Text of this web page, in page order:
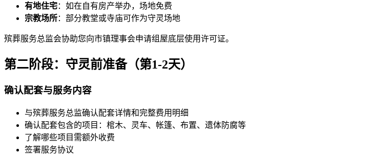
有地住宅：如在自有房产举办，场地免费
宗教场所：部分教堂或寺庙可作为守灵场地
殡葬服务总监会协助您向市镇理事会申请组屋底层使用许可证。
第二阶段：守灵前准备（第1-2天）
确认配套与服务内容
与殡葬服务总监确认配套详情和完整费用明细
确认配套包含的项目：棺木、灵车、帐篷、布置、遗体防腐等
了解哪些项目需额外收费
签署服务协议